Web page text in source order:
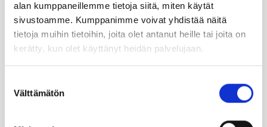
alan kumppaneillemme tietoja siitä, miten käytät
sivustoamme. Kumppanimme voivat yhdistää näitä
tietoja muihin tietoihin, joita olet antanut heille tai joita on
kerätty, kun olet käyttänyt heidän palvelujaan.
valinta
Välttämätön